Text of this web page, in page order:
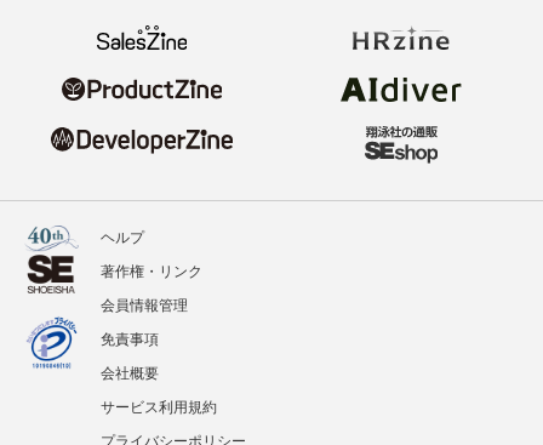
ヘルプ
著作権・リンク
会員情報管理
免責事項
会社概要
サービス利用規約
プライバシーポリシー